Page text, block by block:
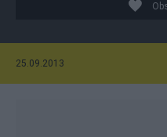
25.09.2013